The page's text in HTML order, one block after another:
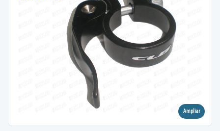
Ampliar